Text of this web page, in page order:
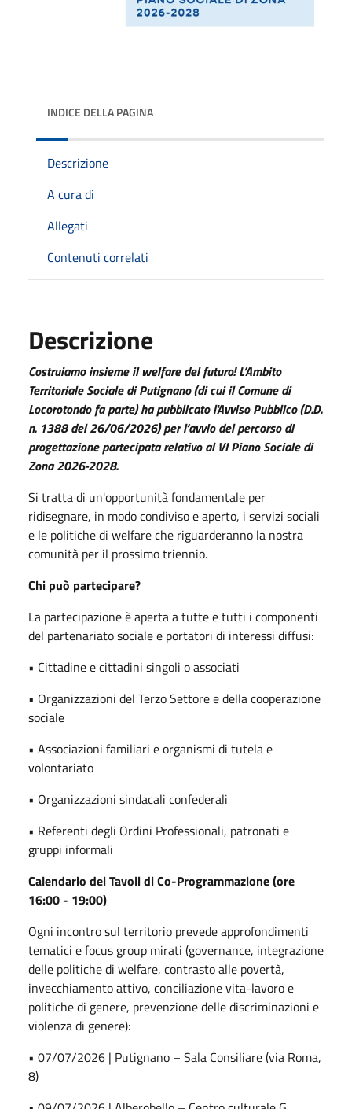
INDICE DELLA PAGINA
Descrizione
A cura di
Allegati
Contenuti correlati
Descrizione
Costruiamo insieme il welfare del futuro! L’Ambito
Territoriale Sociale di Putignano (di cui il Comune di
Locorotondo fa parte) ha pubblicato l'Avviso Pubblico (D.D.
n. 1388 del 26/06/2026) per l’avvio del percorso di
progettazione partecipata relativo al VI Piano Sociale di
Zona 2026-2028.
Si tratta di un'opportunità fondamentale per
ridisegnare, in modo condiviso e aperto, i servizi sociali
e le politiche di welfare che riguarderanno la nostra
comunità per il prossimo triennio.
Chi può partecipare?
La partecipazione è aperta a tutte e tutti i componenti
del partenariato sociale e portatori di interessi diffusi:
• Cittadine e cittadini singoli o associati
• Organizzazioni del Terzo Settore e della cooperazione
sociale
• Associazioni familiari e organismi di tutela e
volontariato
• Organizzazioni sindacali confederali
• Referenti degli Ordini Professionali, patronati e
gruppi informali
Calendario dei Tavoli di Co-Programmazione (ore
16:00 - 19:00)
Ogni incontro sul territorio prevede approfondimenti
tematici e focus group mirati (governance, integrazione
delle politiche di welfare, contrasto alle povertà,
invecchiamento attivo, conciliazione vita-lavoro e
politiche di genere, prevenzione delle discriminazioni e
violenza di genere):
• 07/07/2026 | Putignano – Sala Consiliare (via Roma,
8)